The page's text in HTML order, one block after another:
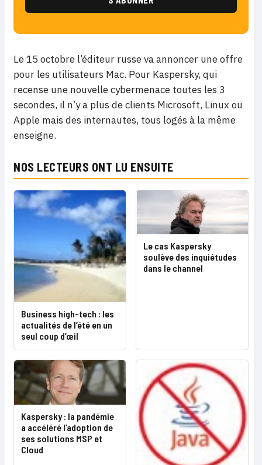
Le 15 octobre l’éditeur russe va annoncer une offre
pour les utilisateurs Mac. Pour Kaspersky, qui
recense une nouvelle cybermenace toutes les 3
secondes, il n’y a plus de clients Microsoft, Linux ou
Apple mais des internautes, tous logés à la même
enseigne.
NOS LECTEURS ONT LU ENSUITE
Business high-tech : les
actualités de l’été en un
seul coup d’œil
Le cas Kaspersky
soulève des inquiétudes
dans le channel
Kaspersky : la pandémie
a accéléré l’adoption de
ses solutions MSP et
Cloud